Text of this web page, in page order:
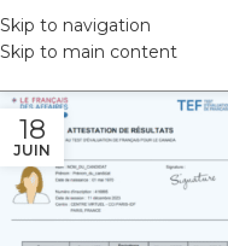
Skip to navigation
Skip to main content
18
JUIN